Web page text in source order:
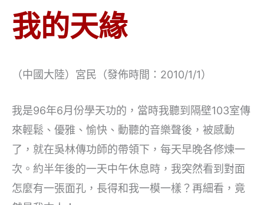
我的天緣
（中國大陸）宮民（發佈時間：2010/1/1）
我是96年6月份學天功的，當時我聽到隔壁103室傳
來輕鬆、優雅、愉快、動聽的音樂聲後，被感動
了，就在吳林傳功師的帶領下，每天早晚各修煉一
次。約半年後的一天中午休息時，我突然看到對面
怎麼有一張面孔，長得和我一模一樣？再細看，竟